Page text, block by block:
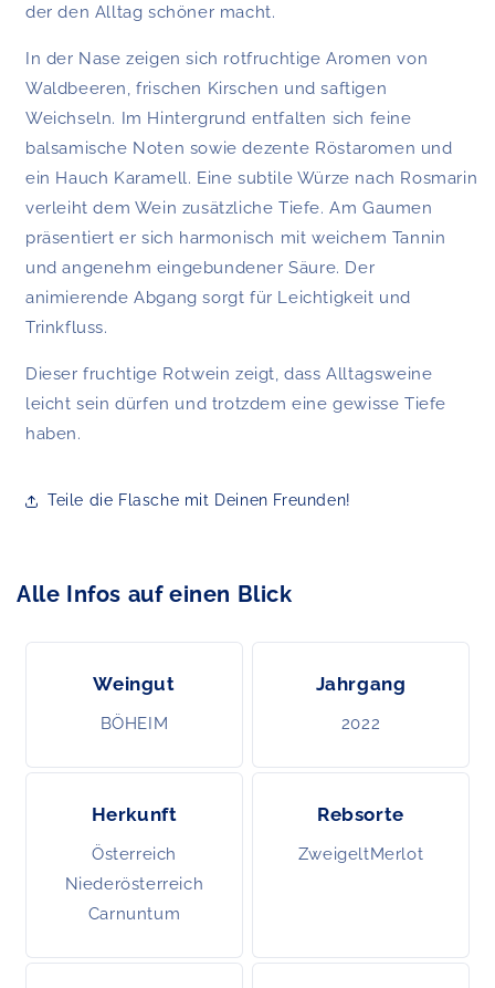
der den Alltag schöner macht.
In der Nase zeigen sich rotfruchtige Aromen von
Waldbeeren, frischen Kirschen und saftigen
Weichseln. Im Hintergrund entfalten sich feine
balsamische Noten sowie dezente Röstaromen und
ein Hauch Karamell. Eine subtile Würze nach Rosmarin
verleiht dem Wein zusätzliche Tiefe. Am Gaumen
präsentiert er sich harmonisch mit weichem Tannin
und angenehm eingebundener Säure. Der
animierende Abgang sorgt für Leichtigkeit und
Trinkfluss.
Dieser fruchtige Rotwein zeigt, dass Alltagsweine
leicht sein dürfen und trotzdem eine gewisse Tiefe
haben.
Teile die Flasche mit Deinen Freunden!
Alle Infos auf einen Blick
Weingut
BÖHEIM
Jahrgang
2022
Herkunft
Österreich
Niederösterreich
Carnuntum
Rebsorte
ZweigeltMerlot